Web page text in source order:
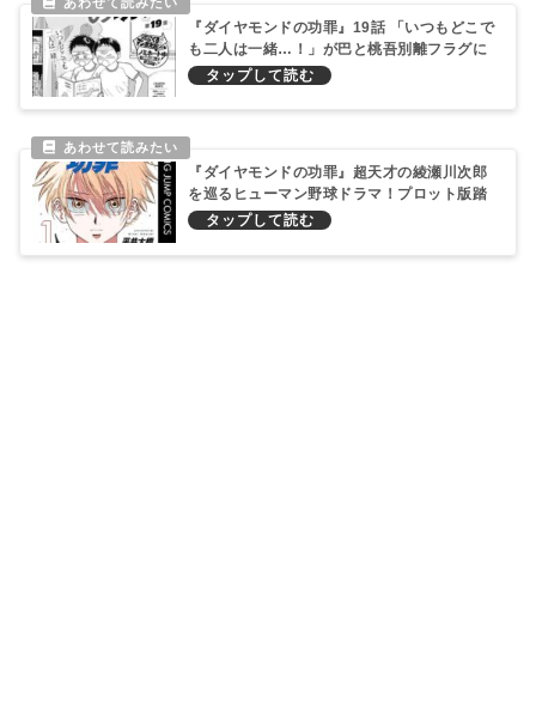
『ダイヤモンドの功罪』19話 「いつもどこで
も二人は一緒…！」が巴と桃吾別離フラグに
しかなってない件
『ダイヤモンドの功罪』超天才の綾瀬川次郎
を巡るヒューマン野球ドラマ！プロット版踏
まえると重厚すぎる大河ドラマになる（断